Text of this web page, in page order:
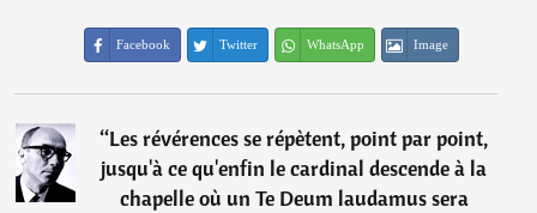
Facebook Twitter WhatsApp Image
“Les révérences se répètent, point par point,
jusqu'à ce qu'enfin le cardinal descende à la
chapelle où un Te Deum laudamus sera